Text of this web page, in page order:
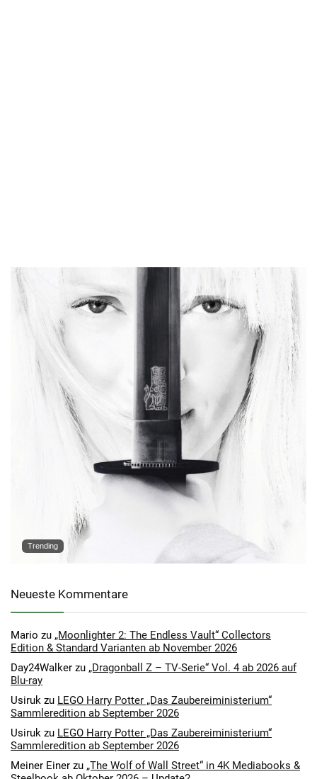
Trending
Neueste Kommentare
Mario zu „Moonlighter 2: The Endless Vault“ Collectors
Edition & Standard Varianten ab November 2026
Day24Walker zu „Dragonball Z – TV-Serie“ Vol. 4 ab 2026 auf
Blu-ray
Usiruk zu LEGO Harry Potter „Das Zaubereiministerium“
Sammleredition ab September 2026
Usiruk zu LEGO Harry Potter „Das Zaubereiministerium“
Sammleredition ab September 2026
Meiner Einer zu „The Wolf of Wall Street“ in 4K Mediabooks &